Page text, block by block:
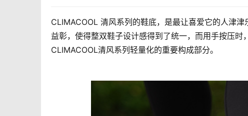
CLIMACOOL 清风系列的鞋底，是最让喜爱它的人津
益彰，使得整双鞋子设计感得到了统一，而用手按压
CLIMACOOL清风系列轻量化的重要构成部分。